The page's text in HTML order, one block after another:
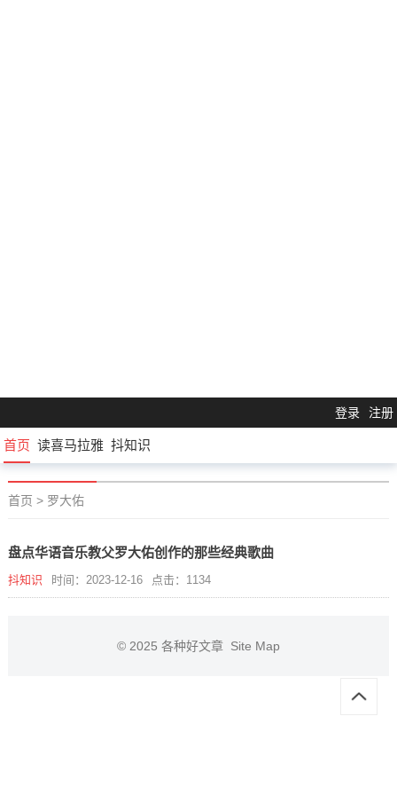
登录 注册
首页 读喜马拉雅 抖知识
首页 > 罗大佑
盘点华语音乐教父罗大佑创作的那些经典歌曲
抖知识 时间：2023-12-16 点击：1134
© 2025 各种好文章 Site Map